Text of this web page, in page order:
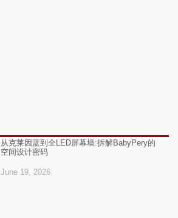
从克莱因蓝到全LED屏幕墙:拆解BabyPery的
空间设计密码
June 19, 2026